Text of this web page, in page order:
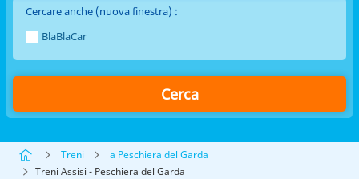
Cercare anche (nuova finestra) :
BlaBlaCar
Cerca
Treni
a Peschiera del Garda
Treni Assisi - Peschiera del Garda